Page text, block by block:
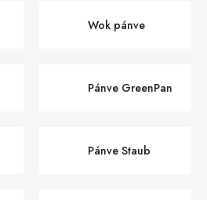
Wok pánve
Pánve GreenPan
Pánve Staub